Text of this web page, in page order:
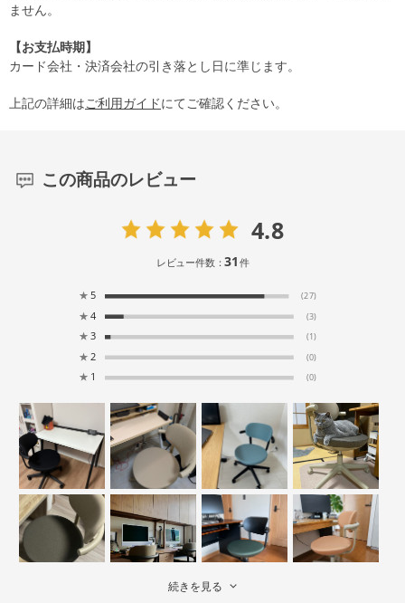
ません。
【お支払時期】
カード会社・決済会社の引き落とし日に準じます。
上記の詳細はご利用ガイドにてご確認ください。
この商品のレビュー
4.8
レビュー件数：31件
★ 5 (27)
★ 4 (3)
★ 3 (1)
★ 2 (0)
★ 1 (0)
続きを見る